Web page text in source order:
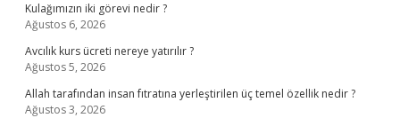
Kulağımızın iki görevi nedir ?
Ağustos 6, 2026
Avcılık kurs ücreti nereye yatırılır ?
Ağustos 5, 2026
Allah tarafından insan fıtratına yerleştirilen üç temel özellik nedir ?
Ağustos 3, 2026